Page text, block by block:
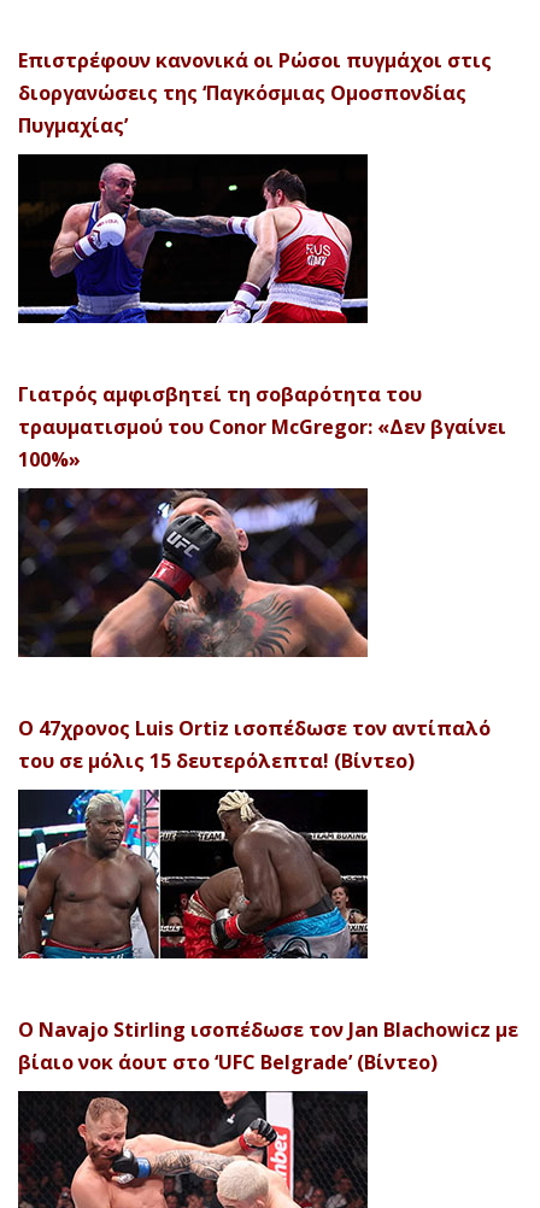
Επιστρέφουν κανονικά οι Ρώσοι πυγμάχοι στις
διοργανώσεις της ‘Παγκόσμιας Ομοσπονδίας
Πυγμαχίας’
Γιατρός αμφισβητεί τη σοβαρότητα του
τραυματισμού του Conor McGregor: «Δεν βγαίνει
100%»
Ο 47χρονος Luis Ortiz ισοπέδωσε τον αντίπαλό
του σε μόλις 15 δευτερόλεπτα! (Βίντεο)
Ο Navajo Stirling ισοπέδωσε τον Jan Blachowicz με
βίαιο νοκ άουτ στο ‘UFC Belgrade’ (Βίντεο)